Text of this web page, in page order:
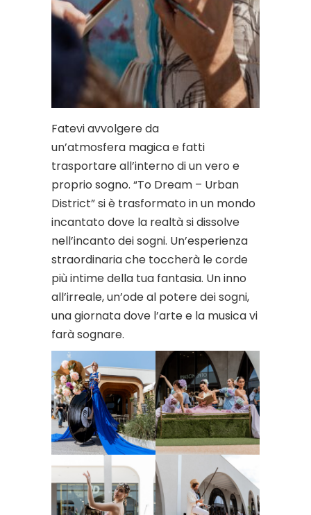
Fatevi avvolgere da
un’atmosfera magica e fatti
trasportare all’interno di un vero e
proprio sogno. “To Dream – Urban
District” si è trasformato in un mondo
incantato dove la realtà si dissolve
nell’incanto dei sogni. Un’esperienza
straordinaria che toccherà le corde
più intime della tua fantasia. Un inno
all’irreale, un’ode al potere dei sogni,
una giornata dove l’arte e la musica vi
farà sognare.